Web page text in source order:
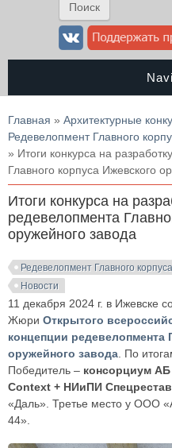
Вы здесь
Главная » Архитектурные
Редевелопмент Главного
» Итоги конкурса на
Главного корпуса Ижевского
Итоги конкурса на
редевелопмента
оружейного завода
Редевелопмент Главного
Новости
11 декабря 2024 г. в Ижевске
Жюри Открытого
концепции редевелопмента
оружейного завода . По
Победитель – консорциум
Context + НИиПИ
«Даль». Третье место у ООО
44».